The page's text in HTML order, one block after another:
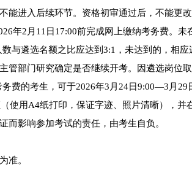
能进入后续环节。资格初审通过后，不能更
年2月11日17:00前完成网上缴纳考务费。未
与遴选名额之比应达到3:1，未达到的，相
管部门研究确定是否继续开考。因遴选岗位
费的考生，可于2026年3月24日9:00—3月29
使用A4纸打印，保证字迹、照片清晰），并
而影响参加考试的责任，由考生自负。
准。